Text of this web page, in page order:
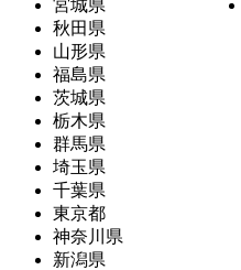
宮城県
秋田県
山形県
福島県
茨城県
栃木県
群馬県
埼玉県
千葉県
東京都
神奈川県
新潟県